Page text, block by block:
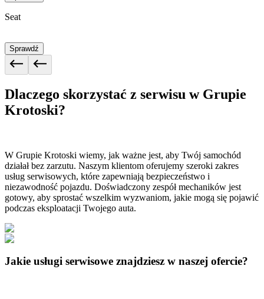
Seat
Sprawdź
Dlaczego skorzystać z serwisu w Grupie
Krotoski?
W Grupie Krotoski wiemy, jak ważne jest, aby Twój samochód
działał bez zarzutu. Naszym klientom oferujemy szeroki zakres
usług serwisowych, które zapewniają bezpieczeństwo i
niezawodność pojazdu. Doświadczony zespół mechaników jest
gotowy, aby sprostać wszelkim wyzwaniom, jakie mogą się pojawić
podczas eksploatacji Twojego auta.
Jakie usługi serwisowe znajdziesz w naszej ofercie?